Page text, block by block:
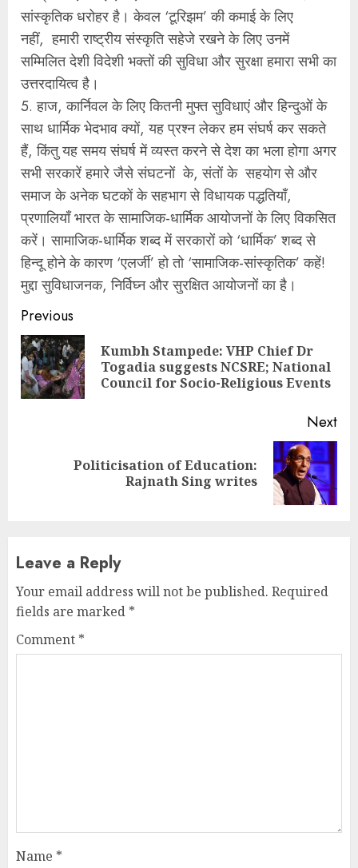
सांस्कृतिक धरोहर है। केवल ‘टूरिझम’ की कमाई के लिए
नहीं, हमारी राष्ट्रीय संस्कृति सहेजे रखने के लिए उनमें
सम्मिलित देशी विदेशी भक्तों की सुविधा और सुरक्षा हमारा सभी का
उत्तरदायित्व है।
5. हाज, कार्निवल के लिए कितनी मुफ्त सुविधाएं और हिन्दुओं के
साथ धार्मिक भेदभाव क्यों, यह प्रश्न लेकर हम संघर्ष कर सकते
हैं, किंतु यह समय संघर्ष में व्यस्त करने से देश का भला होगा अगर
सभी सरकारें हमारे जैसे संघटनों के, संतों के सहयोग से और
समाज के अनेक घटकों के सहभाग से विधायक पद्धतियाँ,
प्रणालियाँ भारत के सामाजिक-धार्मिक आयोजनों के लिए विकसित
करें। सामाजिक-धार्मिक शब्द में सरकारों को ‘धार्मिक’ शब्द से
हिन्दू होने के कारण ‘एलर्जी’ हो तो ‘सामाजिक-सांस्कृतिक’ कहें!
मुद्दा सुविधाजनक, निर्विघ्न और सुरक्षित आयोजनों का है।
Continue
Reading
Previous
Kumbh Stampede: VHP Chief Dr
Togadia suggests NCSRE; National
Council for Socio-Religious Events
Next
Politicisation of Education:
Rajnath Sing writes
Leave a Reply
Your email address will not be published. Required
fields are marked *
Comment *
Name *